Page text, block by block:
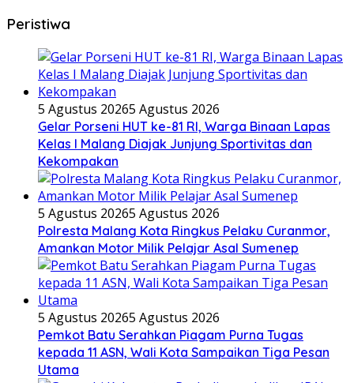
Peristiwa
5 Agustus 20265 Agustus 2026
Gelar Porseni HUT ke-81 RI, Warga Binaan Lapas
Kelas I Malang Diajak Junjung Sportivitas dan
Kekompakan
5 Agustus 20265 Agustus 2026
Polresta Malang Kota Ringkus Pelaku Curanmor,
Amankan Motor Milik Pelajar Asal Sumenep
5 Agustus 20265 Agustus 2026
Pemkot Batu Serahkan Piagam Purna Tugas
kepada 11 ASN, Wali Kota Sampaikan Tiga Pesan
Utama